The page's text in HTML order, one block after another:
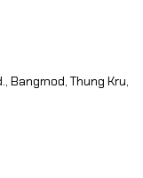
Bangmod, Thung Kru,